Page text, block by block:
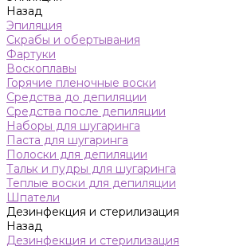
Назад
Эпиляция
Скрабы и обертывания
Фартуки
Воскоплавы
Горячие пленочные воски
Средства до депиляции
Средства после депиляции
Наборы для шугаринга
Паста для шугаринга
Полоски для депиляции
Тальк и пудры для шугаринга
Теплые воски для депиляции
Шпатели
Дезинфекция и стерилизация
Назад
Дезинфекция и стерилизация